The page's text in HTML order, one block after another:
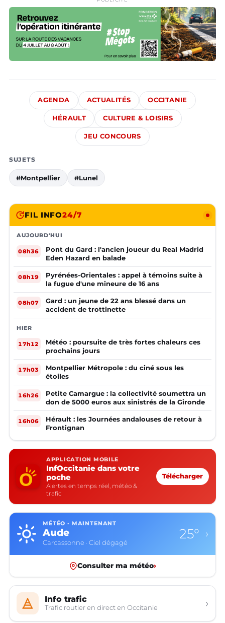
AGENDA ACTUALITÉS OCCITANIE
HÉRAULT CULTURE & LOISIRS
JEU CONCOURS
SUJETS
#Montpellier #Lunel
FIL INFO24/7
AUJOURD'HUI
08h36
Pont du Gard : l'ancien joueur du Real Madrid
Eden Hazard en balade
08h19
Pyrénées-Orientales : appel à témoins suite à
la fugue d'une mineure de 16 ans
08h07
Gard : un jeune de 22 ans blessé dans un
accident de trottinette
HIER
17h12
Météo : poursuite de très fortes chaleurs ces
prochains jours
17h03
Montpellier Métropole : du ciné sous les
étoiles
16h26
Petite Camargue : la collectivité soumettra un
don de 5000 euros aux sinistrés de la Gironde
16h06
Hérault : les Journées andalouses de retour à
Frontignan
APPLICATION MOBILE
InfOccitanie dans votre
poche
Alertes en temps réel, météo &
trafic
Télécharger
MÉTÉO · MAINTENANT
Aude
Carcassonne · Ciel dégagé
25° ›
Consulter ma météo›
Info trafic
Trafic routier en direct en Occitanie ›